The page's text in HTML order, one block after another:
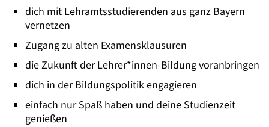
dich mit Lehramtsstudierenden aus ganz Bayern
vernetzen
Zugang zu alten Examensklausuren
die Zukunft der Lehrer*innen-Bildung voranbringen
dich in der Bildungspolitik engagieren
einfach nur Spaß haben und deine Studienzeit
genießen